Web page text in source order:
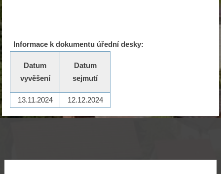
Informace k dokumentu úřední desky:
Datum
vyvěšení
Datum
sejmutí
13.11.2024 12.12.2024